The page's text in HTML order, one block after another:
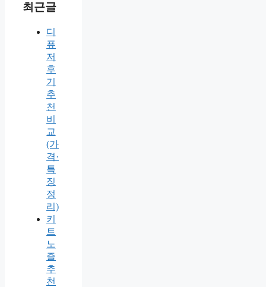
최근글
디
퓨
저
후
기
추
천
비
교
(가
격·
특
징
정
리)
키
트
노
즐
추
천